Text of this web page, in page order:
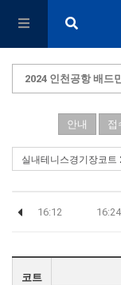
2024 인천공항 배드
안내 접
16:12 16:24
코트